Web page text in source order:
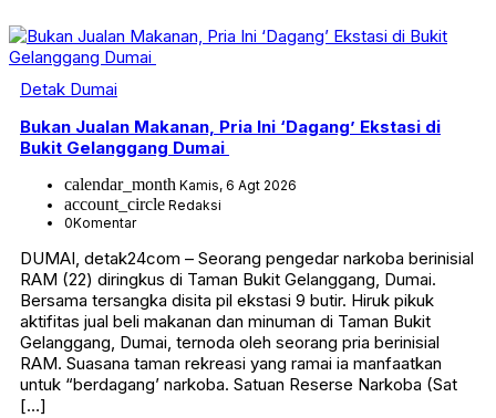
Detak Dumai
Bukan Jualan Makanan, Pria Ini ‘Dagang’ Ekstasi di
Bukit Gelanggang Dumai
calendar_month Kamis, 6 Agt 2026
account_circle Redaksi
0Komentar
DUMAI, detak24com – Seorang pengedar narkoba berinisial
RAM (22) diringkus di Taman Bukit Gelanggang, Dumai.
Bersama tersangka disita pil ekstasi 9 butir. Hiruk pikuk
aktifitas jual beli makanan dan minuman di Taman Bukit
Gelanggang, Dumai, ternoda oleh seorang pria berinisial
RAM. Suasana taman rekreasi yang ramai ia manfaatkan
untuk “berdagang’ narkoba. Satuan Reserse Narkoba (Sat
[…]